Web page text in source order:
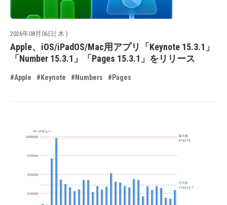
2026年08月06日( 木 )
Apple、iOS/iPadOS/Mac用アプリ「Keynote 15.3.1」
「Number 15.3.1」「Pages 15.3.1」をリリース
#Apple #Keynote #Numbers #Pages